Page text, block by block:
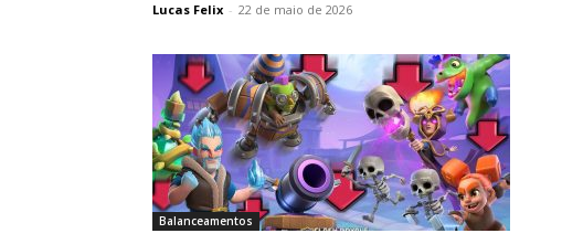
Lucas Felix - 22 de maio de 2026
Balanceamentos